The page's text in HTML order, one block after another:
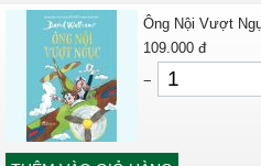
Ông Nội Vượt
109.000 đ
−